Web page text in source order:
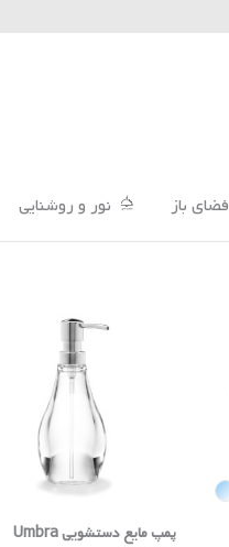
فضای باز نور و روشنایی
پمپ مایع دستشویی Umbra